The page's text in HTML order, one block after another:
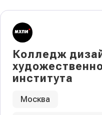
Колледж
института
Москва